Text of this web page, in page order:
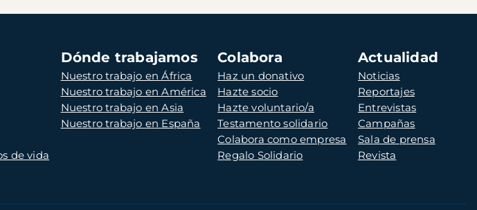
de vida
Dónde trabajamos
Nuestro trabajo en África
Nuestro trabajo en América
Nuestro trabajo en Asia
Nuestro trabajo en España
Colabora
Haz un donativo
Hazte socio
Hazte voluntario/a
Testamento solidario
Colabora como empresa
Regalo Solidario
Actualidad
Noticias
Reportajes
Entrevistas
Campañas
Sala de prensa
Revista